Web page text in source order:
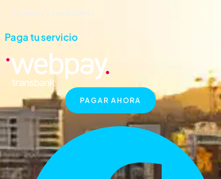
Términos y condiciones
Paga tu servicio
PAGAR AHORA